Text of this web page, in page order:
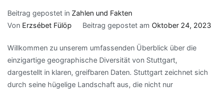
Beitrag gepostet in Zahlen und Fakten
Von Erzsébet Fülöp Beitrag gepostet am Oktober 24, 2023
Willkommen zu unserem umfassenden Überblick über die
einzigartige geographische Diversität von Stuttgart,
dargestellt in klaren, greifbaren Daten. Stuttgart zeichnet sich
durch seine hügelige Landschaft aus, die nicht nur